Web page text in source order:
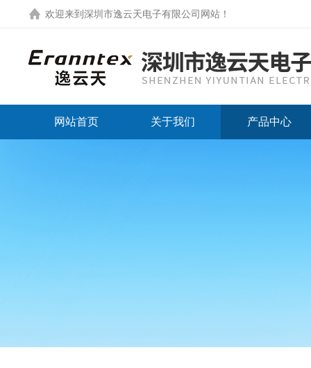
欢迎来到 深圳市逸云天电子有限公司网站 ！
网站首页 关于我们 产品中心